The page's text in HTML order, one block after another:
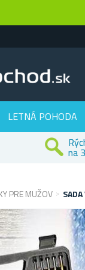
LETNÁ POHODA
na
PRE MUŽOV